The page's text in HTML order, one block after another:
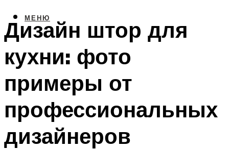
МЕНЮ
Дизайн штор для
кухни: фото
примеры от
профессиональных
дизайнеров